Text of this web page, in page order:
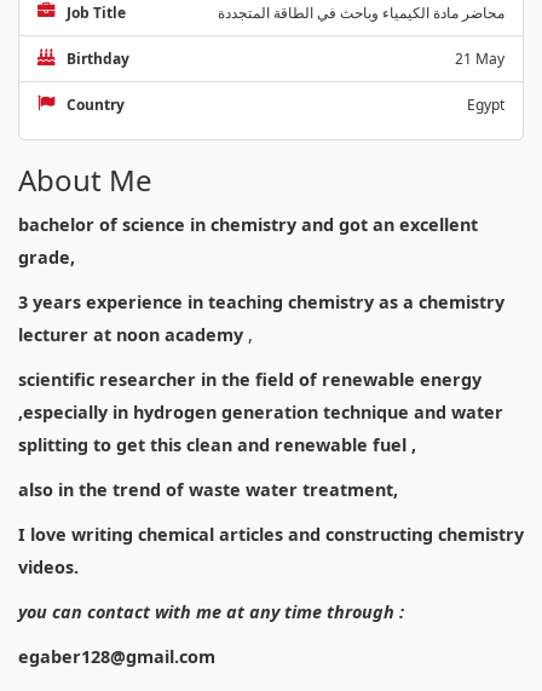
Job Title محاضر مادة الكيمياء وباحث في الطاقة المتجددة
Birthday 21 May
Country Egypt
About Me
bachelor of science in chemistry and got an excellent
grade,
3 years experience in teaching chemistry as a chemistry
lecturer at noon academy ,
scientific researcher in the field of renewable energy
,especially in hydrogen generation technique and water
splitting to get this clean and renewable fuel ,
also in the trend of waste water treatment,
I love writing chemical articles and constructing chemistry
videos.
you can contact with me at any time through :
egaber128@gmail.com